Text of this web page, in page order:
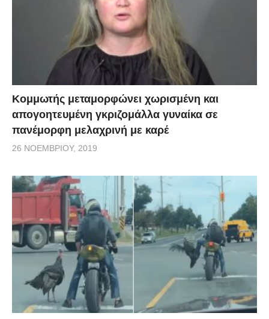
Κομμωτής μεταμορφώνει χωρισμένη και
απογοητευμένη γκριζομάλλα γυναίκα σε
πανέμορφη μελαχρινή με καρέ
26 ΝΟΕΜΒΡΊΟΥ, 2019